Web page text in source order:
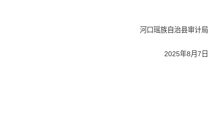
河口瑶族自治县审计局
2025年8月7日